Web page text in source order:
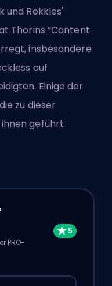
und Rekkles'
Thorins “Content
insbesondere
auf
Einige der
zu dieser
geführt
PRO-